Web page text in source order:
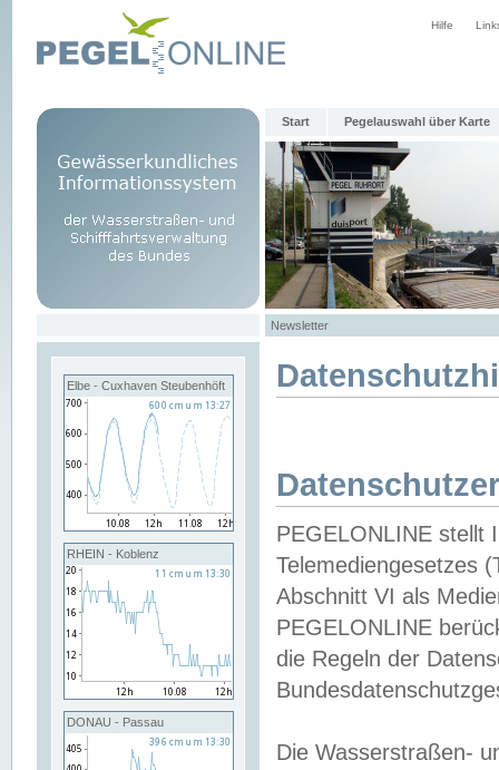
Hilfe
Start Pegelauswahl über Karte
Newsletter
Elbe - Cuxhaven Steubenhöft
RHEIN - Koblenz
DONAU - Passau
PEGELONLINE stellt
Telemediengesetzes
Abschnitt VI als
PEGELONLINE
die Regeln der
Die Wasserstraßen-